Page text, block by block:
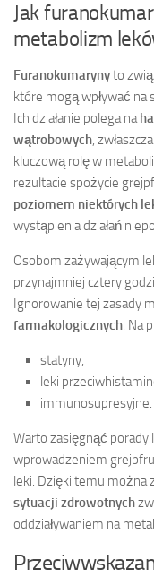
Jak
metabolizm
Furanokumarynyto
które mogą wpływać na
Ich działanie polega na
wątrobowych,
kluczową rolę w
rezultacie spożycie
poziomem niektórych
wystąpienia działań
Osobom zażywającym
przynajmniej cztery
Ignorowanie tej zasady
farmakologicznych. Na
statyny,
leki
immunosupresyjne.
Warto zasięgnąć porady
wprowadzeniem
leki. Dzięki temu można
sytuacji zdrowotnych
oddziaływaniem na